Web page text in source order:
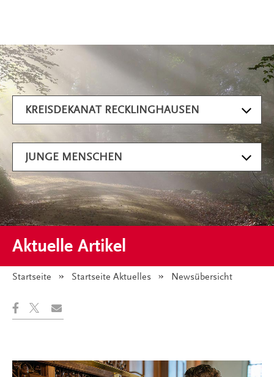
Aktuelle Artikel
Artikel filtern
KREISDEKANAT RECKLINGHAUSEN
JUNGE MENSCHEN
Startseite Startseite Aktuelles Angezeigt:
Newsübersicht